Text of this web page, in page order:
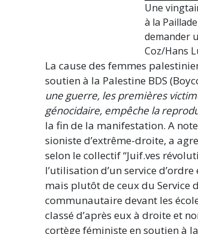
Une
à la
demander
Coz/Hans
La cause des femmes
soutien à la Palestine BDS
une guerre, les premières
génocidaire, empêche la
la fin de la manifestation. A
sioniste d’extrême-droite, a
selon le collectif “Juif.ves
l’utilisation d’un service
mais plutôt de ceux du Service
communautaire devant les
classé d’après eux à droite et
cortège féministe en soutien à